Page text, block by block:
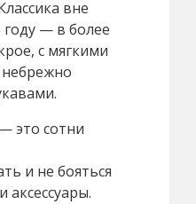
вне
— в более
с мягкими
это сотни
и не бояться